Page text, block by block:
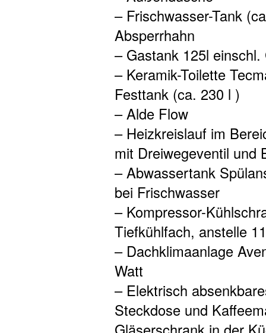
– Frischwasser-Tank
Absperrhahn
– Gastank 125l einschl.
– Keramik-Toilette
Festtank (ca. 230 l )
– Alde Flow
– Heizkreislauf im
mit Dreiwegeventil und
– Abwassertank
bei Frischwasser
– Kompressor-
Tiefkühlfach, anstelle
– Dachklimaanlage
Watt
– Elektrisch
Steckdose und